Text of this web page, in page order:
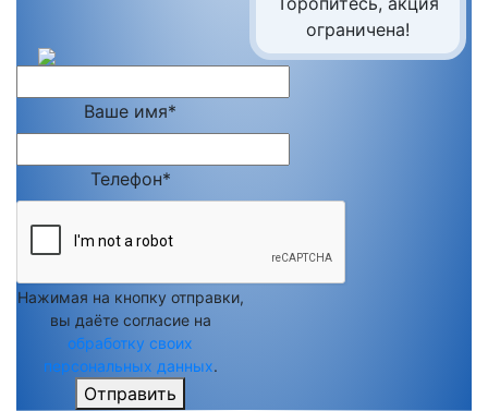
ограничена!
Ваше имя*
Телефон*
Нажимая на кнопку отправки,
вы даёте согласие на
обработку своих
персональных данных.
Отправить